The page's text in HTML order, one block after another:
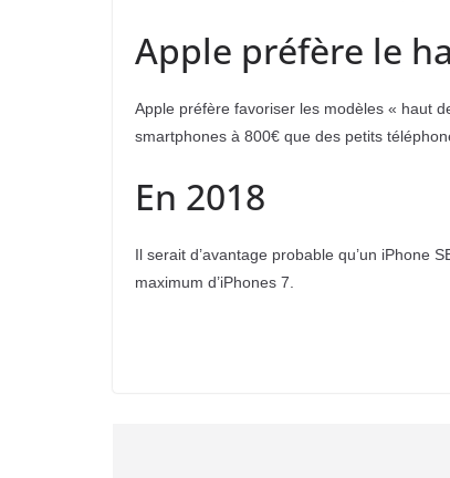
Apple préfère le
Apple préfère favoriser les modèles « haut
smartphones à 800€ que des petits
En 2018
Il serait d’avantage probable qu’un iPhone
maximum d’iPhones 7.